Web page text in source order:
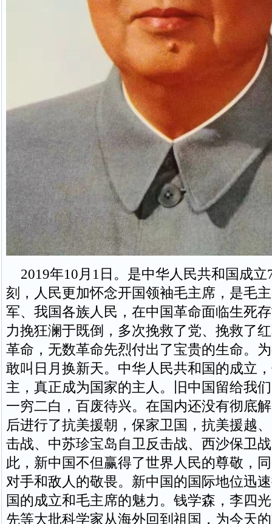
2019年10月1日。是中华人民共和国成立
刻，人民更加怀念开国领袖毛主席，是毛
军、我国各族人民，在中国革命面临生死
力挽狂澜于既倒，多次挽救了党、挽救了
革命，无数革命先烈付出了宝贵的生命。
敢叫日月换新天。中华人民共和国的成立
主，真正成为国家的主人。旧中国留给我
一穷二白，百废待兴。在国内还没有彻底
后进行了抗美援朝，保家卫国，抗美援越
击战、中苏珍宝岛自卫反击战、西沙保卫
此，新中国不但赢得了世界人民的尊敬，
对手和敌人的敬畏。新中国的国际地位迅
国的成立和毛主席的魅力。钱学森，李四
先等大批科学家从海外回到祖国，为今天